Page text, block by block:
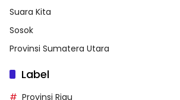
Suara Kita
Sosok
Provinsi Sumatera Utara
Label
Provinsi Riau